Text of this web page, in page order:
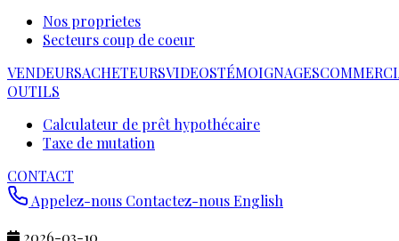
Nos proprietes
Secteurs coup de coeur
VENDEURSACHETEURSVIDEOSTÉMOIGNAGES
OUTILS
Calculateur de prêt hypothécaire
Taxe de mutation
CONTACT
Appelez-nous Contactez-nousEnglish
2026-03-10